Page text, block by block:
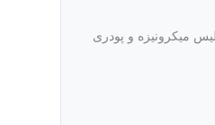
میکرونیزه و پودری